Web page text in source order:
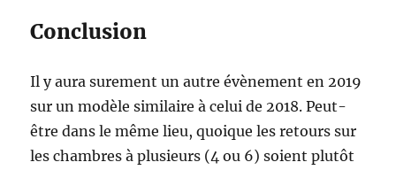
Conclusion
Il y aura surement un autre évènement en 2019
sur un modèle similaire à celui de 2018. Peut-
être dans le même lieu, quoique les retours sur
les chambres à plusieurs (4 ou 6) soient plutôt